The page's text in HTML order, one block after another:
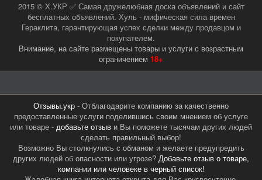
2015 © Х.УКР ✅ Самая дружелюбная доска объявлений и сайт
бесплатных объявлений. Хуль - мифическая сила времен
Гераклита, гарантирующая успех сделки между продавцом и
покупателем.
Внимание, на сайте размещены товары и услуги с возрастным
ограничением 18+
Отзывы.укр - Отблагодарите компанию за качественно
предоставленные услуги поделившись своим мнением об услуге
или товаре - добавьте отзыв и Вы поможете тысячам других людей
сделать правильный выбор!
Возможно Вы столкнулись с обманом и желаете предупредить
других людей об опасности или угрозе? Добавьте отзыв о товаре,
компании или человеке в черный список!